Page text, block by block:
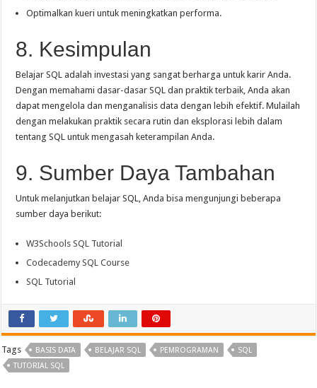
Optimalkan kueri untuk meningkatkan performa.
8. Kesimpulan
Belajar SQL adalah investasi yang sangat berharga untuk karir Anda.
Dengan memahami dasar-dasar SQL dan praktik terbaik, Anda akan
dapat mengelola dan menganalisis data dengan lebih efektif. Mulailah
dengan melakukan praktik secara rutin dan eksplorasi lebih dalam
tentang SQL untuk mengasah keterampilan Anda.
9. Sumber Daya Tambahan
Untuk melanjutkan belajar SQL, Anda bisa mengunjungi beberapa
sumber daya berikut:
W3Schools SQL Tutorial
Codecademy SQL Course
SQL Tutorial
Tags BASIS DATA BELAJAR SQL PEMROGRAMAN
SQL
TUTORIAL SQL